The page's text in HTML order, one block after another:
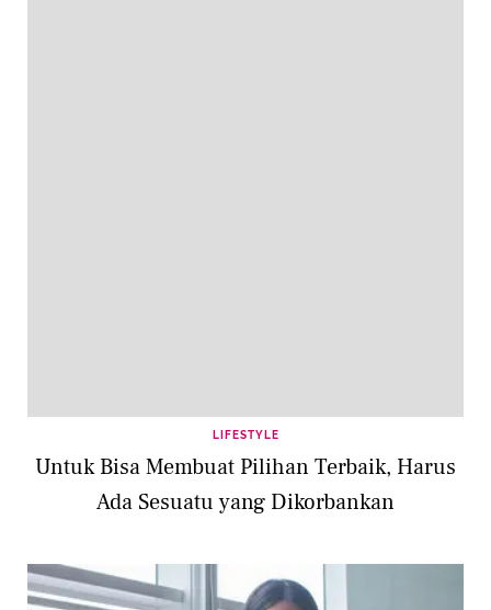
LIFESTYLE
Untuk Bisa Membuat Pilihan Terbaik, Harus
Ada Sesuatu yang Dikorbankan